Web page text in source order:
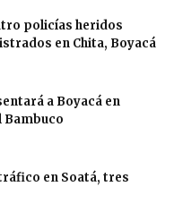
policías heridos
en Chita, Boyacá
a Boyacá en
Bambuco
en Soatá, tres